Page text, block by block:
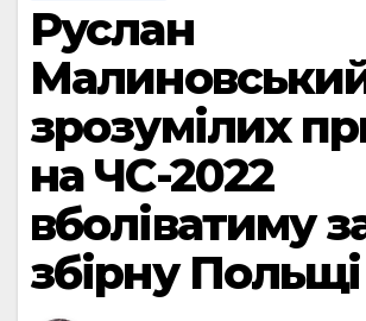
Руслан
зрозумілих
на ЧС-2022
вболіватиму
збірну Польщі